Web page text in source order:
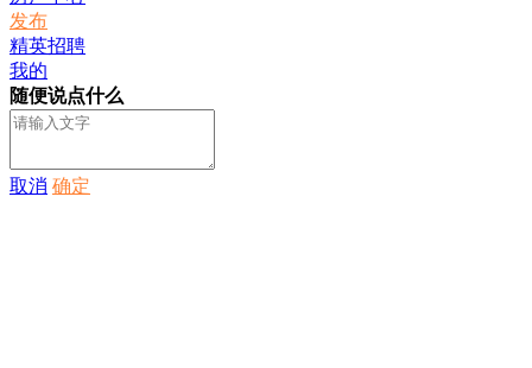
发布
精英招聘
我的
随便说点什么
取消 确定